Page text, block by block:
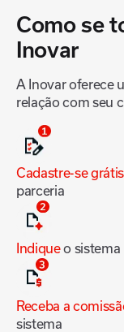
Como se
Inovar
A Inovar oferece
relação com seu
Cadastre-se grátis
parceria
Indiqueo sistema
Receba a
sistema